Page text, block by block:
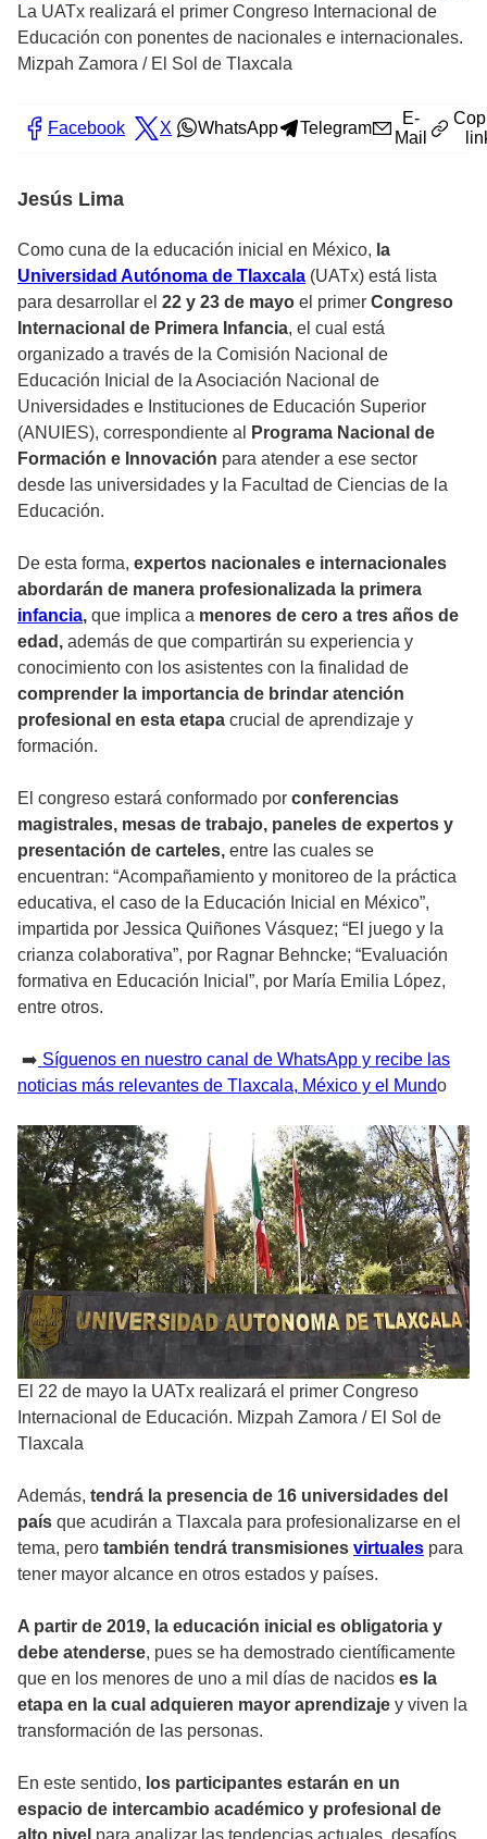
La UATx realizará el primer Congreso Internacional de
Educación con ponentes de nacionales e internacionales.
Mizpah Zamora / El Sol de Tlaxcala
Facebook X WhatsApp Telegram
E-
Mail
Jesús Lima
Como cuna de la educación inicial en México, la
Universidad Autónoma de Tlaxcala (UATx) está lista
para desarrollar el 22 y 23 de mayo el primer Congreso
Internacional de Primera Infancia, el cual está
organizado a través de la Comisión Nacional de
Educación Inicial de la Asociación Nacional de
Universidades e Instituciones de Educación Superior
(ANUIES), correspondiente al
Programa Nacional de
Formación e Innovación para atender a ese sector
desde las universidades y la Facultad de Ciencias de la
Educación.
De esta forma, expertos nacionales e internacionales
abordarán de manera profesionalizada la primera
infancia, que implica a menores de cero a tres años de
edad, además de que compartirán su experiencia y
conocimiento con los asistentes con la finalidad de
comprender la importancia de brindar atención
profesional en esta etapa crucial de aprendizaje y
formación.
El congreso estará conformado por conferencias
magistrales, mesas de trabajo, paneles de expertos y
presentación de carteles, entre las cuales se
encuentran: “Acompañamiento y monitoreo de la práctica
educativa, el caso de la Educación Inicial en México”,
impartida por Jessica Quiñones Vásquez; “El juego y la
crianza colaborativa”, por Ragnar Behncke; “Evaluación
formativa en Educación Inicial”, por María Emilia López,
entre otros.
➡️ Síguenos en nuestro canal de WhatsApp y recibe las
noticias más relevantes de Tlaxcala, México y el Mundo
El 22 de mayo la UATx realizará el primer Congreso
Internacional de Educación. Mizpah Zamora / El Sol de
Tlaxcala
Además, tendrá la presencia de 16 universidades del
país que acudirán a Tlaxcala para profesionalizarse en el
tema, pero también tendrá transmisiones virtuales para
tener mayor alcance en otros estados у países.
A partir de 2019, la educación inicial es obligatoria y
debe atenderse, pues se ha demostrado científicamente
que en los menores de uno a mil días de nacidos es la
etapa en la cual adquieren mayor aprendizaje y viven la
transformación de las personas.
En este sentido, los participantes estarán en un
espacio de intercambio académico y profesional de